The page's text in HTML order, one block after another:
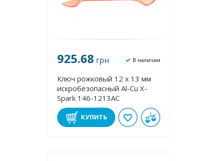
925.68 грн В наличии
Ключ рожковый 12 х 13 мм
искробезопасный Al-Cu X-
Spark 146-1213AC
КУПИТЬ